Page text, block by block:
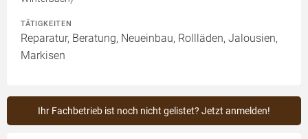
TÄTIGKEITEN
Reparatur, Beratung, Neueinbau, Rollläden, Jalousien,
Markisen
Ihr Fachbetrieb ist noch nicht gelistet? Jetzt anmelden!